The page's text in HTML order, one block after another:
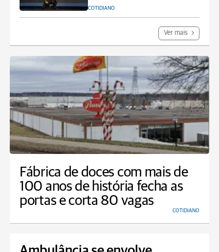
COTIDIANO
Ver mais
Fábrica de doces com mais de
100 anos de história fecha as
portas e corta 80 vagas
COTIDIANO